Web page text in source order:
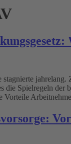
die Spielregeln
Vorteile